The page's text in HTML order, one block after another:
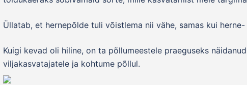
Üllatab, et hernepõlde tuli võistlema nii vähe, samas kui
Kuigi kevad oli hiline, on ta põllumeestele praeguseks
viljakasvatajatele ja kohtume põllul.